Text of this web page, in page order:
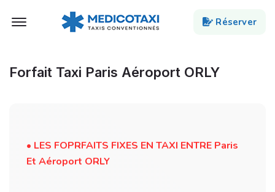
Ouvert Menu
Réserver
Forfait Taxi Paris Aéroport ORLY
• LES FOPRFAITS FIXES EN TAXI ENTRE Paris
Et Aéroport ORLY